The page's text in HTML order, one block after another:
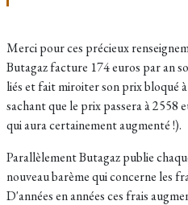
Merci pour ces précieux
Butagaz facture 174 euros par an
liés et fait miroiter son prix bloqué
sachant que le prix passera à 2558
qui aura certainement augmenté !).
Parallèlement Butagaz publie
nouveau barème qui concerne les
D'années en années ces frais